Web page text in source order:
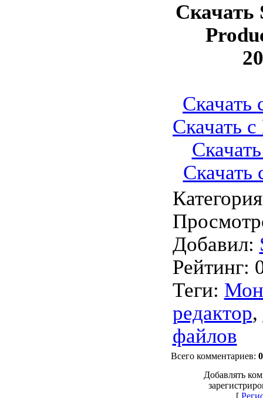
Скачать
Скачать
Скачать
Скачать
Категория
Добавил:
Рейтинг:
Теги:
редактор,
файлов
Всего комментариев: 0
Добавлять